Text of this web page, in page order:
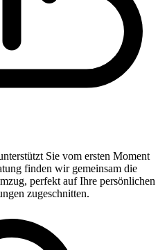
Sie vom ersten Moment
finden wir gemeinsam die
perfekt auf Ihre persönlichen
zugeschnitten.